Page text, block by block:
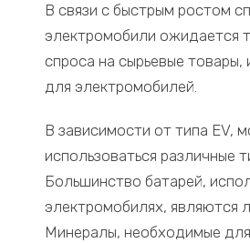
В связи с быстрым ростом
электромобили ожидается
спроса на сырьевые товары,
для электромобилей.
В зависимости от типа EV,
использоваться различные
Большинство батарей,
электромобилях, являются
Минералы, необходимые